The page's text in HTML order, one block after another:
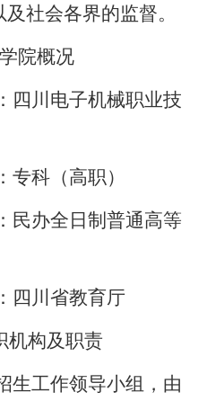
社会各界的监督。
学院概况
四川电子机械职业技
专科（高职）
民办全日制普通高等
四川省教育厅
机构及职责
生工作领导小组，由